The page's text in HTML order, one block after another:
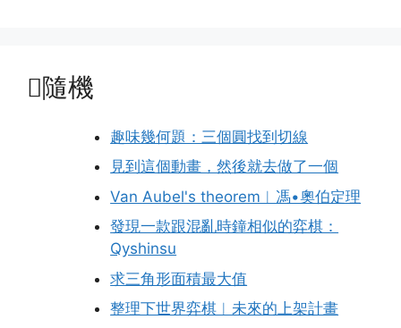
隨機
趣味幾何題：三個圓找到切線
見到這個動畫，然後就去做了一個
Van Aubel's theorem︱馮•奧伯定理
發現一款跟混亂時鐘相似的弈棋：
Qyshinsu
求三角形面積最大值
整理下世界弈棋︱未來的上架計畫